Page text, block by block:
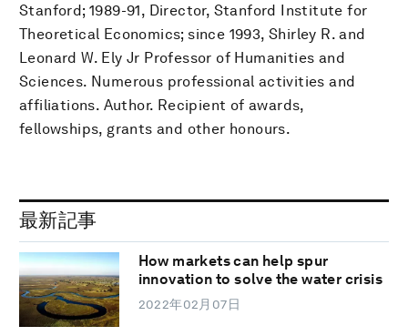
Stanford; 1989-91, Director, Stanford Institute for
Theoretical Economics; since 1993, Shirley R. and
Leonard W. Ely Jr Professor of Humanities and
Sciences. Numerous professional activities and
affiliations. Author. Recipient of awards,
fellowships, grants and other honours.
最新記事
How markets can help spur
innovation to solve the water crisis
2022年02月07日